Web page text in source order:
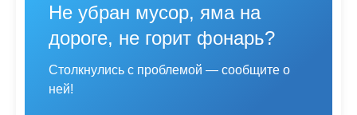
Не убран мусор, яма на
дороге, не горит фонарь?
Столкнулись с проблемой — сообщите о
ней!